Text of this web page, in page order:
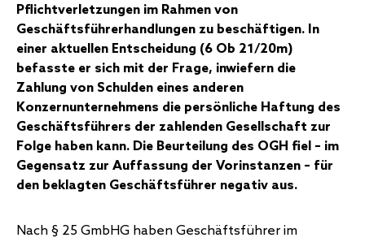
Pflichtverletzungen im Rahmen von
Geschäftsführerhandlungen zu beschäftigen. In
einer aktuellen Entscheidung (6 Ob 21/20m)
befasste er sich mit der Frage, inwiefern die
Zahlung von Schulden eines anderen
Konzernunternehmens die persönliche Haftung des
Geschäftsführers der zahlenden Gesellschaft zur
Folge haben kann. Die Beurteilung des OGH fiel – im
Gegensatz zur Auffassung der Vorinstanzen – für
den beklagten Geschäftsführer negativ aus.
Nach § 25 GmbHG haben Geschäftsführer im